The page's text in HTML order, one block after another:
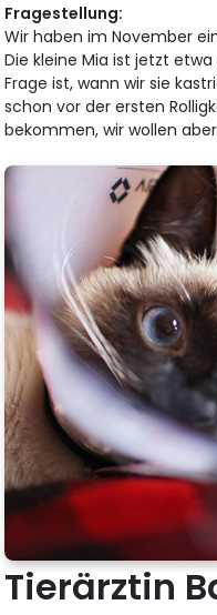
Fragestellung:
Wir haben im November
Die kleine Mia ist jetzt
Frage ist, wann wir sie
schon vor der ersten
bekommen, wir wollen
Tierärztin